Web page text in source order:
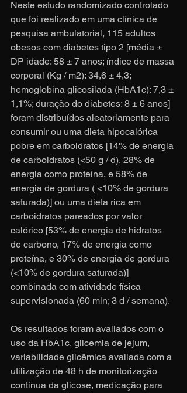
Neste estudo randomizado controlado
que foi realizado em uma clínica de
pesquisa ambulatorial, 115 adultos
obesos com diabetes tipo 2 [média ±
DP idade: 58 ± 7 anos; índice de massa
corporal (Kg / m2): 34,6 ± 4,3;
hemoglobina glicosilada (HbA1c): 7,3 ±
1,1%; duração do diabetes: 8 ± 6 anos]
foram distribuídos aleatoriamente para
consumir ou uma dieta hipocalórica
pobre em carboidratos [14% de energia
de carboidratos (<50 g / d), 28% de
energia como proteína, e 58% de
energia de gordura ( <10% de gordura
saturada)] ou uma dieta rica em
carboidratos pareados por valor
calórico [53% de energia de hidratos
de carbono, 17% de energia como
proteína, e 30% de energia de gordura
(<10% de gordura saturada)]
combinada com atividade física
supervisionada (60 min; 3 d / semana).
Os resultados foram avaliados com o
uso da HbA1c, glicemia de jejum,
variabilidade glicêmica avaliada com a
utilização de 48 h de monitorização
contínua da glicose, medicação para